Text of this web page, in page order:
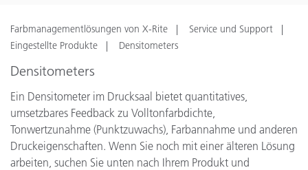
Farbmanagementlösungen von X-Rite
Service und Support
Eingestellte Produkte
Densitometers
Densitometers
Ein Densitometer im Drucksaal bietet quantitatives,
umsetzbares Feedback zu Volltonfarbdichte,
Tonwertzunahme (Punktzuwachs), Farbannahme und anderen
Druckeigenschaften. Wenn Sie noch mit einer älteren Lösung
arbeiten, suchen Sie unten nach Ihrem Produkt und